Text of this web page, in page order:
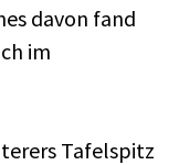
davon fand
im
Tafelspitz